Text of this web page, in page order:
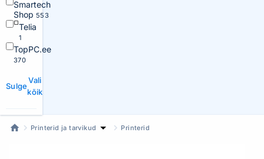
Smartech
Shop 553
Telia
1
TopPC.ee
370
Sulge
Vali
kõik
Printerid ja tarvikud Printerid